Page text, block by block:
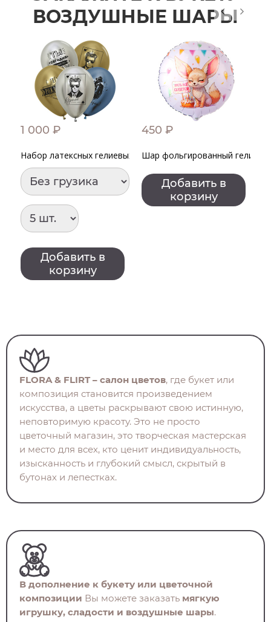
ВОЗДУШНЫЕ ШАРЫ
1 000 ₽
Набор латексных гелиевых шаров "С днем рождения для
Добавить в
корзину
450 ₽
Шар фольгированный
Добавить в
корзину
FLORA & FLIRT – салон цветов, где букет или
композиция становится произведением
искусства, а цветы раскрывают свою истинную,
неповторимую красоту. Это не просто
цветочный магазин, это творческая мастерская
и место для всех, кто ценит индивидуальность,
изысканность и глубокий смысл, скрытый в
бутонах и лепестках.
В дополнение к букету или цветочной
композиции Вы можете заказать мягкую
игрушку, сладости и воздушные шары.